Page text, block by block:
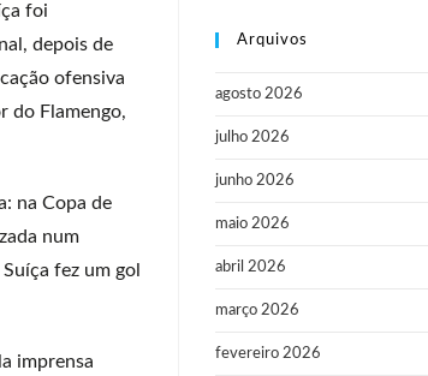
foi
depois de
ofensiva
do Flamengo,
na Copa de
num
fez um gol
imprensa
Arquivos
agosto 2026
julho 2026
junho 2026
maio 2026
abril 2026
março 2026
fevereiro 2026